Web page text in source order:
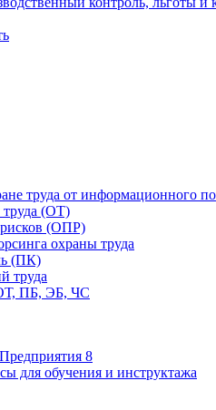
труда от информационного
труда (ОТ)
(ОПР)
охраны труда
(ПК)
труда
ОТ, ПБ, ЭБ, ЧС
8
для обучения и инструктажа